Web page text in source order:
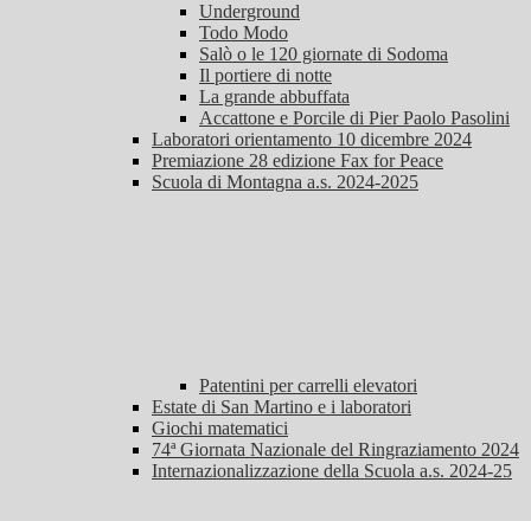
Underground
Todo Modo
Salò o le 120 giornate di Sodoma
Il portiere di notte
La grande abbuffata
Accattone e Porcile di Pier Paolo Pasolini
Laboratori orientamento 10 dicembre 2024
Premiazione 28 edizione Fax for Peace
Scuola di Montagna a.s. 2024-2025
Patentini per carrelli elevatori
Estate di San Martino e i laboratori
Giochi matematici
74ª Giornata Nazionale del Ringraziamento 2024
Internazionalizzazione della Scuola a.s. 2024-25